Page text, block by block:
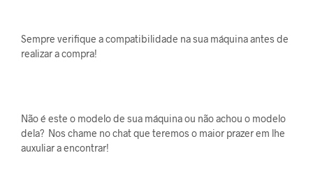
Sempre verifique a compatibilidade na sua máquina antes de
realizar a compra!
Não é este o modelo de sua máquina ou não achou o modelo
dela? Nos chame no chat que teremos o maior prazer em lhe
auxuliar a encontrar!